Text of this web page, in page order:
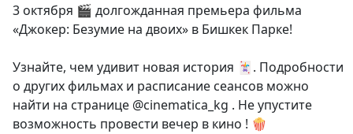
3 октября 🎬 долгожданная премьера фильма
«Джокер: Безумие на двоих» в Бишкек Парке!
Узнайте, чем удивит новая история 🃏. Подробности
о других фильмах и расписание сеансов можно
найти на странице @cinematica_kg . Не упустите
возможность провести вечер в кино ! 🍿